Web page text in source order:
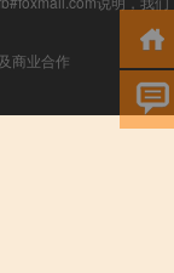
商业合作